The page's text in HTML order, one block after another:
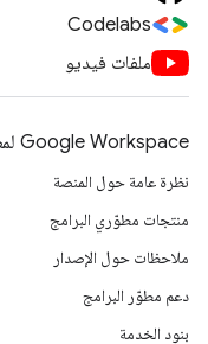
Codelabs
ملفات فيديو
Google Workspace لمطوّري البرامج
نظرة عامة حول المنصة
منتجات مطوّري البرامج
ملاحظات حول الإصدار
دعم مطوّر البرامج
بنود الخدمة